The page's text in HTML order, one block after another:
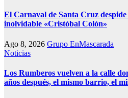
El Carnaval de Santa Cruz
inolvidable «Cristóbal Colón»
Ago 8, 2026 Grupo EnMascarada
Noticias
Los Rumberos vuelven a la calle
años después, el mismo barrio, el